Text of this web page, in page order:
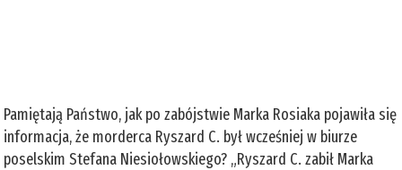
Pamiętają Państwo, jak po zabójstwie Marka Rosiaka pojawiła się
informacja, że morderca Ryszard C. był wcześniej w biurze
poselskim Stefana Niesiołowskiego? „Ryszard C. zabił Marka